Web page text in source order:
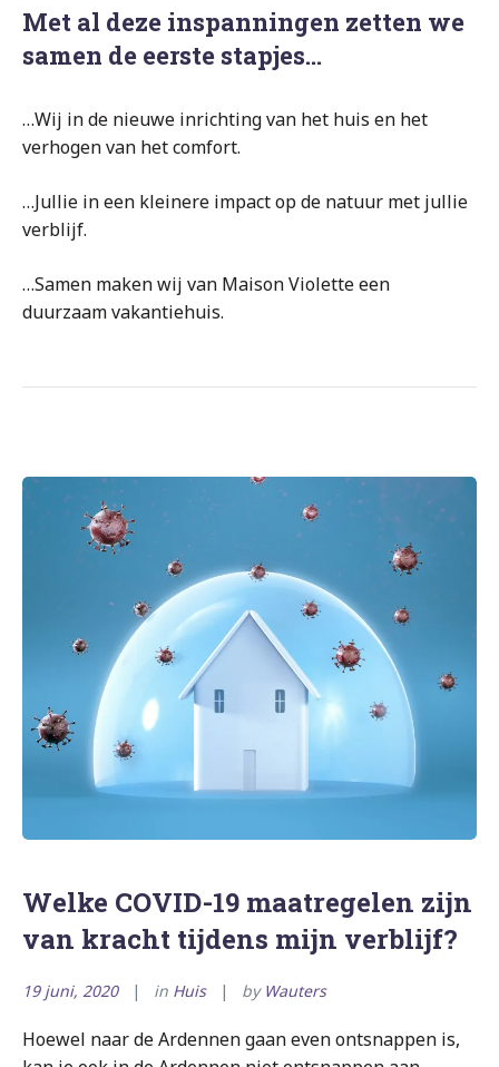
Met al deze inspanningen zetten we
samen de eerste stapjes…
…Wij in de nieuwe inrichting van het huis en het
verhogen van het comfort.
…Jullie in een kleinere impact op de natuur met jullie
verblijf.
…Samen maken wij van Maison Violette een
duurzaam vakantiehuis.
Welke COVID-19 maatregelen zijn
van kracht tijdens mijn verblijf?
19 juni, 2020 in Huis by Wauters
Hoewel naar de Ardennen gaan even ontsnappen is,